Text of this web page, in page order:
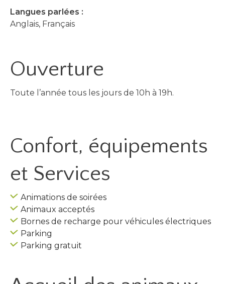
Langues parlées :
Anglais, Français
Ouverture
Toute l’année tous les jours de 10h à 19h.
Confort, équipements
et Services
Animations de soirées
Animaux acceptés
Bornes de recharge pour véhicules électriques
Parking
Parking gratuit